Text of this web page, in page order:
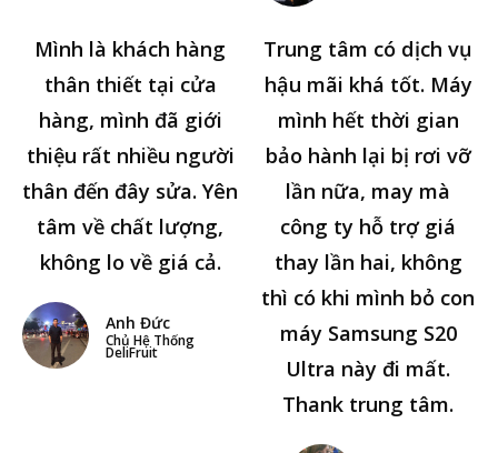
Mình là khách hàng
thân thiết tại cửa
hàng, mình đã giới
thiệu rất nhiều người
thân đến đây sửa. Yên
tâm về chất lượng,
không lo về giá cả.
Anh Đức
Chủ Hệ Thống
DeliFruit
Trung tâm có dịch vụ
hậu mãi khá tốt. Máy
mình hết thời gian
bảo hành lại bị rơi vỡ
lần nữa, may mà
công ty hỗ trợ giá
thay lần hai, không
thì có khi mình bỏ con
máy Samsung S20
Ultra này đi mất.
Thank trung tâm.